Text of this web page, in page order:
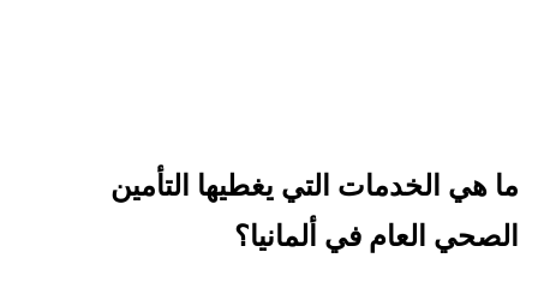
ما هي الخدمات التي يغطيها التأمين
الصحي العام في ألمانيا؟